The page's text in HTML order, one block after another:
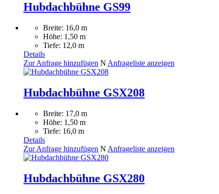
Hubdachbühne GS99
Breite: 16,0 m
Höhe: 1,50 m
Tiefe: 12,0 m
Details
Zur Anfrage hinzufügen N Anfrageliste anzeigen
Hubdachbühne GSX208
Breite: 17,0 m
Höhe: 1,50 m
Tiefe: 16,0 m
Details
Zur Anfrage hinzufügen N Anfrageliste anzeigen
Hubdachbühne GSX280